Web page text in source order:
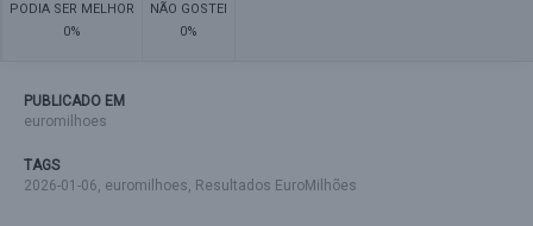
PODIA SER MELHOR
0%
NÃO GOSTEI
0%
PUBLICADO EM
euromilhoes
TAGS
2026-01-06, euromilhoes, Resultados EuroMilhões